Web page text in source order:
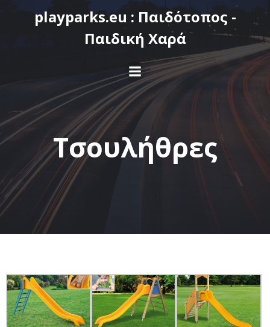
Skip
to
content
playparks.eu : Παιδότοπος -
Παιδική Χαρά
Τσουλήθρες